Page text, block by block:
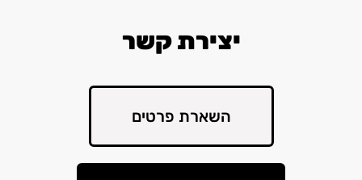
יצירת קשר
השארת פרטים